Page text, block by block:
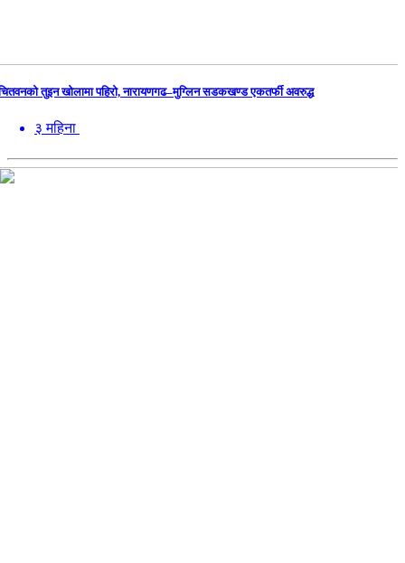
तुइन खोलामा पहिरो, नारायणगढ–मुग्लिन सडकखण्ड एकतर्फी अवरुद्ध
३ महिना